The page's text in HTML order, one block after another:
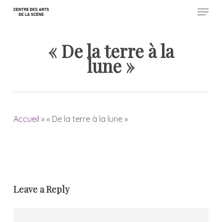
Skip
Menu
« De la terre à la
lune »
Accueil » « De la terre à la lune »
Leave a Reply